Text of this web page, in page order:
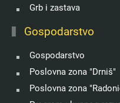
Grb i zastava
Gospodarstvo
Gospodarstvo
Poslovna zona "Drniš"
Poslovna zona